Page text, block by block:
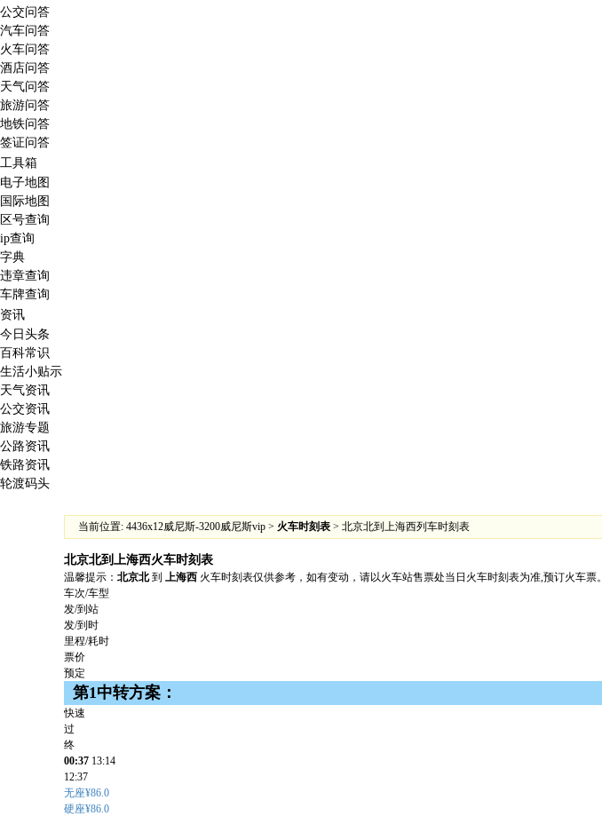
公交问答
汽车问答
火车问答
酒店问答
天气问答
旅游问答
地铁问答
签证问答
工具箱
电子地图
国际地图
区号查询
ip查询
字典
违章查询
车牌查询
资讯
今日头条
百科常识
生活小贴示
天气资讯
公交资讯
旅游专题
公路资讯
铁路资讯
轮渡码头
当前位置: 4436x12威尼斯-3200威尼斯vip > 火车时刻表 > 北京北到上海西列车时刻表
北京北到上海西火车时刻表
温馨提示： 北京北到 上海西 火车时刻表仅供参考，如有变动，请以火车站售票处当日火车时刻表为准,预订火车票。
车次/车型
发/到站
发/到时
里程/耗时
票价
预定
第1中转方案：
快速
过
终
00:37 13:14
12:37
无座¥86.0
硬座¥86.0